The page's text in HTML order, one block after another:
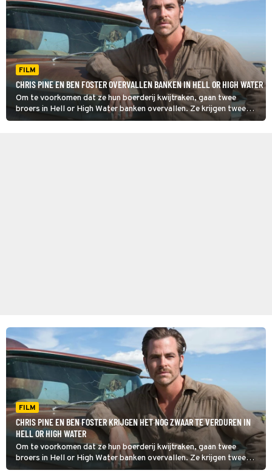
FILM
CHRIS PINE EN BEN FOSTER OVERVALLEN BANKEN IN HELL OR HIGH WATER
Om te voorkomen dat ze hun boerderij kwijtraken, gaan twee
broers in Hell or High Water banken overvallen. Ze krijgen twee
vasthoudende Texas Rangers achter zich aan.
FILM
CHRIS PINE EN BEN FOSTER KRIJGEN HET NOG ZWAAR TE VERDUREN IN
HELL OR HIGH WATER
Om te voorkomen dat ze hun boerderij kwijtraken, gaan twee
broers in Hell or High Water banken overvallen. Ze krijgen twee
vasthoudende Texas Rangers achter zich aan.